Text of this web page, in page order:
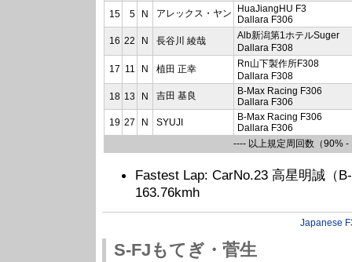
15
5 N アレックス・ヤン
HuaJiangHU F3
Dallara F306
16 22 N 長谷川 綾哉
Alb新潟第1ホテルSuger
Dallara F308
17 11 N 植田 正幸
Rn山下製作所F308
Dallara F308
18 13 N 吉田 基良
B-Max Racing F306
Dallara F306
19 27 N SYUJI
B-Max Racing F306
Dallara F306
---- 以上規定周回数（90%
Fastest Lap: CarNo.23 高星明誠（
163.76kmh
Japanese
S-FJもてぎ・菅生